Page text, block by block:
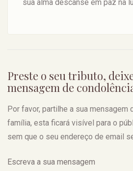
sua alma descanse em paz na
Preste o seu tributo,
mensagem de
Por favor, partilhe a sua mensagem
família, esta ficará visível para o
sem que o seu endereço de email
Escreva a sua mensagem